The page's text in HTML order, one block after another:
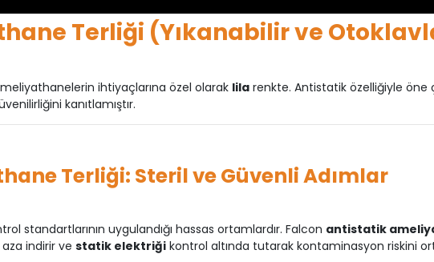
Terliği (Yıkanabilir ve
ihtiyaçlarına özel olarak lilarenkte. Antistatik özelliğiyle öne
kanıtlamıştır.
Terliği: Steril ve Güvenli Adımlar
standartlarının uygulandığı hassas ortamlardır. Falcon antistatik
indirir ve statik elektriğikontrol altında tutarak kontaminasyon riskini